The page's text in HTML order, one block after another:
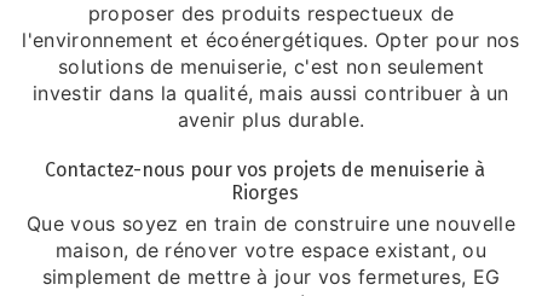
proposer des produits respectueux de
l'environnement et écoénergétiques. Opter pour nos
solutions de menuiserie, c'est non seulement
investir dans la qualité, mais aussi contribuer à un
avenir plus durable.
Contactez-nous pour vos projets de menuiserie à
Riorges
Que vous soyez en train de construire une nouvelle
maison, de rénover votre espace existant, ou
simplement de mettre à jour vos fermetures, EG